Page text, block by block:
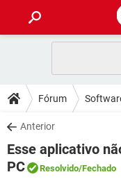
CELULAR
OUTLOOK
INSTAGRAM
GUIA DE COMPRAS
DICAS
JOGOS
OUTLOOK
DOWNLOADS
JOGOS
CELULAR
FÓRUM
Fórum
Anterior
Esse aplicativo
PC
Resolvido/Fechado